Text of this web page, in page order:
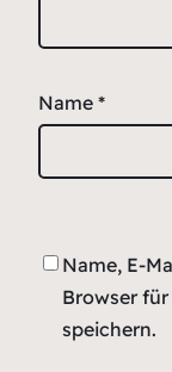
Name *
Name, E-
Browser
speichern.